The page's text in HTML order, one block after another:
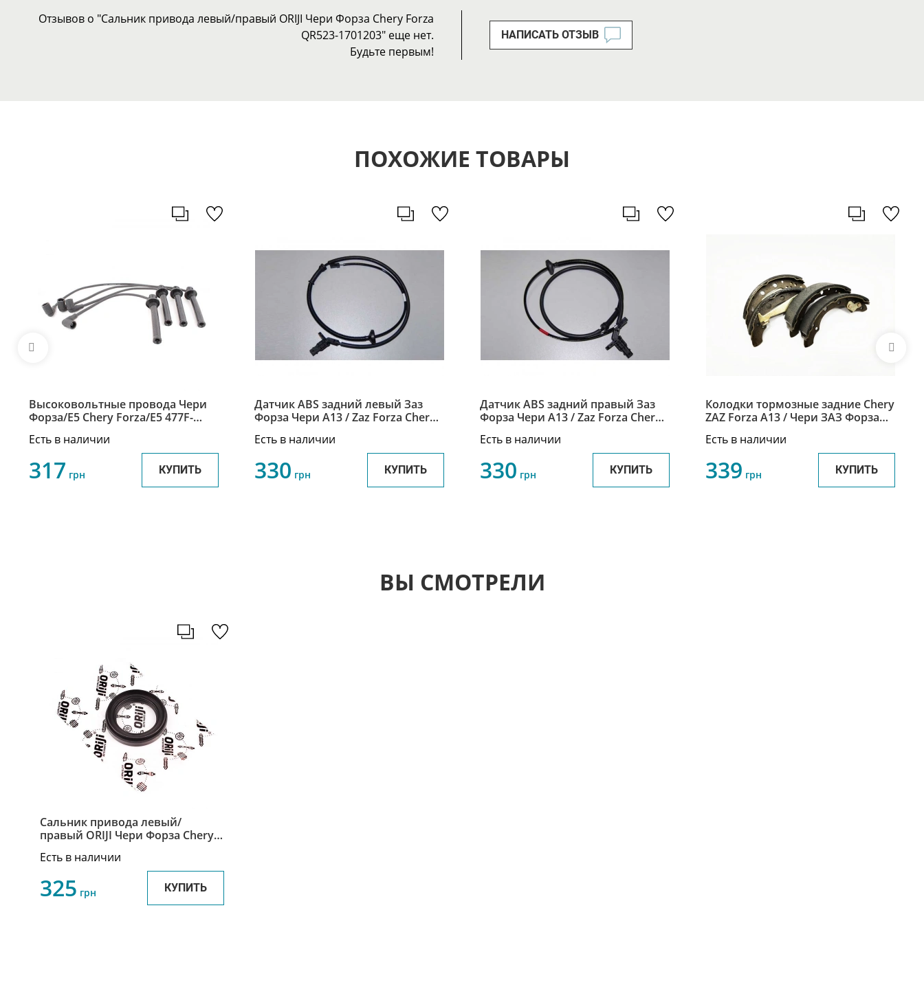
Отзывов о "Сальник привода левый/правый ORIJI Чери Форза Chery Forza
QR523-1701203" еще нет.
Будьте первым!
НАПИСАТЬ ОТЗЫВ
ПОХОЖИЕ ТОВАРЫ
Высоковольтные провода Чери
Форза/Е5 Chery Forza/E5 477F-
Есть в наличии
317 грн КУПИТЬ
Датчик ABS задний левый Заз
Форза Чери А13 / Zaz Forza Chery
Есть в наличии
330 грн КУПИТЬ
Датчик ABS задний правый Заз
Форза Чери А13 / Zaz Forza Chery
Есть в наличии
330 грн КУПИТЬ
Колодки тормозные задние Chery
ZAZ Forza A13 / Чери ЗАЗ Форза
Есть в наличии
339 грн КУПИТЬ
ВЫ СМОТРЕЛИ
Сальник привода левый/
правый ORIJI Чери Форза Chery
Есть в наличии
325 грн КУПИТЬ